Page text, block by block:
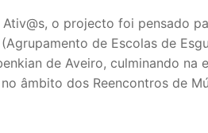
o projecto foi pensado
de Escolas de
de Aveiro, culminando na
âmbito dos Reencontros de